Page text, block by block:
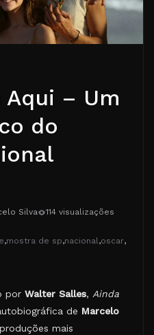
– Um
do
Silva
114 visualizações
,mostra de sp,nacional,oscar,
por Walter Salles, Ainda
de Marcelo
mais